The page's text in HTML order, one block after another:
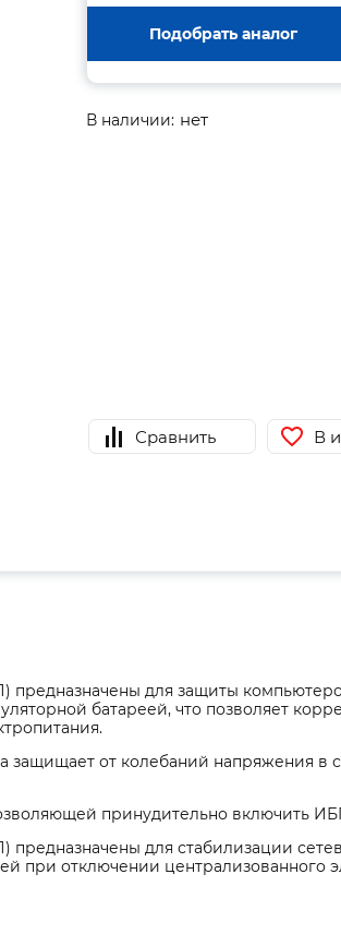
Подобрать аналог
В наличии: нет
Сравнить В
предназначены для защиты
батареей, что позволяет
защищает от колебаний напряжения в
принудительно включить
для стабилизации
при отключении централизованного